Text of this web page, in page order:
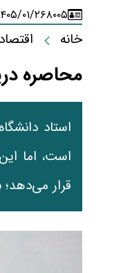
معمای تأمین ۸۰ همت معوقات
۸۰۰۵۱۴۰۵/۰۱/۲۶
خانه
محاصره
استاد
است، اما
قرار می‌دهد؛